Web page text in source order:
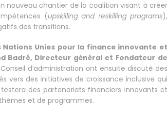
nouveau chantier de la coalition visant à créer
(upskilling and reskilling programs),
des transitions.
Nations Unies pour la finance innovante et
Badré, Directeur général et Fondateur de
d’administration ont ensuite discuté des
vers des initiatives de croissance inclusive qui
des partenariats financiers innovants et
et de programmes.